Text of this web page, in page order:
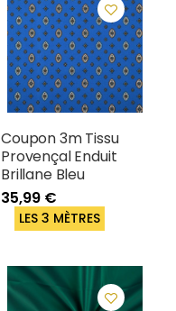
Coupon 3m Tissu
Provençal Enduit
Brillane Bleu
35,99 €
LES 3 MÈTRES